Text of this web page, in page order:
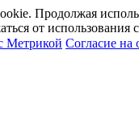
Продолжая
от использования
Метрикой Согласие